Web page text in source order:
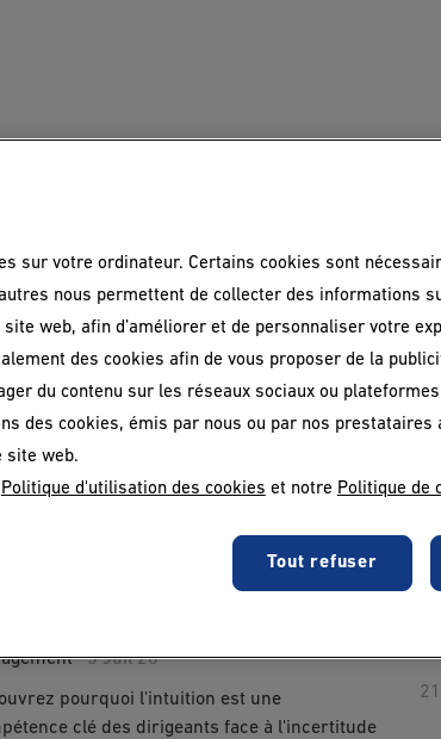
ce que la prise de décision
3 Juil 26
pourquoi l'intuition est une
clé des dirigeants face à l'incertitude
sur votre ordinateur. Certains cookies sont
nous permettent de collecter des informations
web, afin d’améliorer et de personnaliser votre
des cookies afin de vous proposer de la
du contenu sur les réseaux sociaux ou
des cookies, émis par nous ou par nos prestataires
site web.
Politique d'utilisation des cookies et notre Politique de
Tout refuser